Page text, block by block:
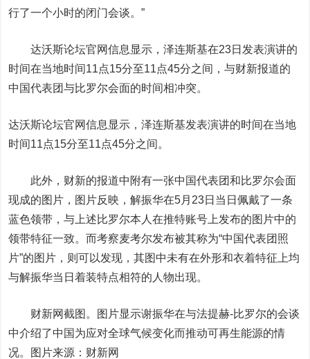
行了一个小时的闭门会谈。”
达沃斯论坛官网信息显示，泽连斯基在23日发表演讲的
时间在当地时间11点15分至11点45分之间，与财新报道的
中国代表团与比罗尔会面的时间相冲突。
达沃斯论坛官网信息显示，泽连斯基发表演讲的时间在当地
时间11点15分至11点45分之间。
此外，财新的报道中附有一张中国代表团和比罗尔会面
现成的图片，图片反映，解振华在5月23日当日佩戴了一条
蓝色领带，与上述比罗尔本人在推特账号上发布的图片中的
领带特征一致。而考察麦考尔发布被其称为“中国代表团照
片”的图片，则可以发现，其图中未有在外形和衣着特征上均
与解振华当日着装特点相符的人物出现。
财新网截图。图片显示谢振华在与法提赫-比罗尔的会谈
中介绍了中国为应对全球气候变化而推动可再生能源的情
况。图片来源：财新网